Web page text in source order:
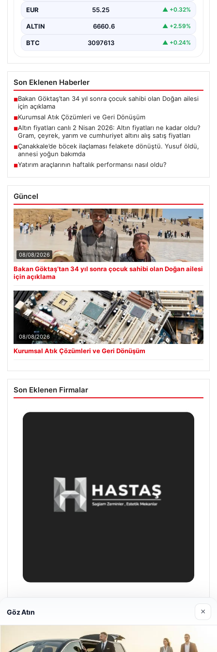
EUR 55.25 ▲ +0.32%
ALTIN 6660.6 ▲ +2.59%
BTC 3097613 ▲ +0.24%
Son Eklenen Haberler
■Bakan Göktaş’tan 34 yıl sonra çocuk sahibi olan Doğan ailesi
için açıklama
■Kurumsal Atık Çözümleri ve Geri Dönüşüm
■Altın fiyatları canlı 2 Nisan 2026: Altın fiyatları ne kadar oldu?
Gram, çeyrek, yarım ve cumhuriyet altını alış satış fiyatları
■Çanakkale’de böcek ilaçlaması felakete dönüştü. Yusuf öldü,
annesi yoğun bakımda
■Yatırım araçlarının haftalık performansı nasıl oldu?
Güncel
08/08/2026
Bakan Göktaş’tan 34 yıl sonra çocuk sahibi olan Doğan ailesi
için açıklama
08/08/2026
Kurumsal Atık Çözümleri ve Geri Dönüşüm
Son Eklenen Firmalar
29/04/2026
Göz Atın ×